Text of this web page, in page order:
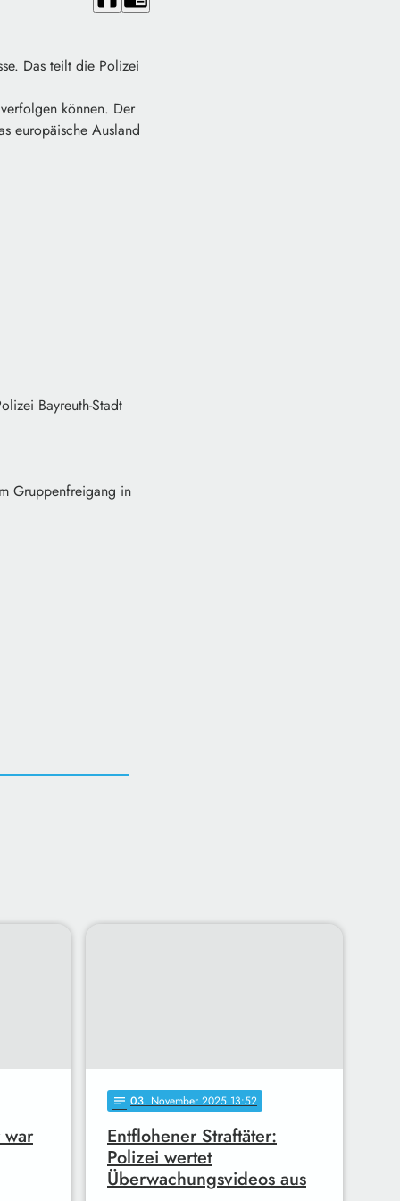
Das teilt die Polizei
können. Der
europäische Ausland
Bayreuth-Stadt
Gruppenfreigang in
war
notes 03. November 2025 13:52
Entflohener Straftäter:
Polizei wertet
Überwachungsvideos aus